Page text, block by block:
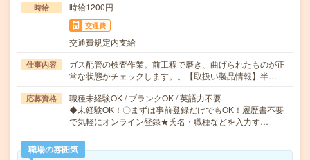
時給 時給1200円
交通費
交通費規定内支給
仕事内容
ガス配管の検査作業。前工程で磨き、曲げられたものが正
常な状態かチェックします。。【取扱い製品情報】半…
応募資格
職種未経験OK / ブランクOK / 英語力不要
◆未経験OK！〇まずは事前登録だけでもOK！履歴書不要
で気軽にオンライン登録★氏名・職種などを入力す…
職場の雰囲気